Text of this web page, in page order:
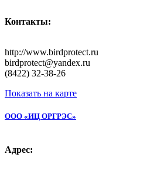
Контакты:
http://www.birdprotect.ru
birdprotect@yandex.ru
(8422) 32-38-26
Показать на карте
ООО «ИЦ ОРГРЭС»
Адрес: